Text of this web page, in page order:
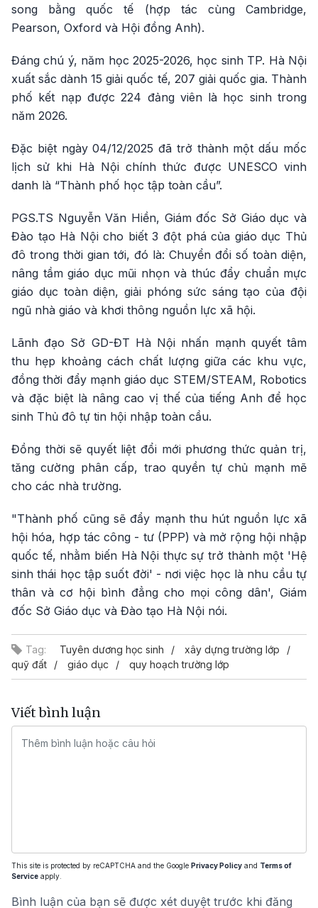
song bằng quốc tế (hợp tác cùng Cambridge,
Pearson, Oxford và Hội đồng Anh).
Đáng chú ý, năm học 2025-2026, học sinh TP. Hà Nội
xuất sắc dành 15 giải quốc tế, 207 giải quốc gia. Thành
phố kết nạp được 224 đảng viên là học sinh trong
năm 2026.
Đặc biệt ngày 04/12/2025 đã trở thành một dấu mốc
lịch sử khi Hà Nội chính thức được UNESCO vinh
danh là “Thành phố học tập toàn cầu”.
PGS.TS Nguyễn Văn Hiền, Giám đốc Sở Giáo dục và
Đào tạo Hà Nội cho biết 3 đột phá của giáo dục Thủ
đô trong thời gian tới, đó là: Chuyển đổi số toàn diện,
nâng tầm giáo dục mũi nhọn và thúc đẩy chuẩn mực
giáo dục toàn diện, giải phóng sức sáng tạo của đội
ngũ nhà giáo và khơi thông nguồn lực xã hội.
Lãnh đạo Sở GD-ĐT Hà Nội nhấn mạnh quyết tâm
thu hẹp khoảng cách chất lượng giữa các khu vực,
đồng thời đẩy mạnh giáo dục STEM/STEAM, Robotics
và đặc biệt là nâng cao vị thế của tiếng Anh để học
sinh Thủ đô tự tin hội nhập toàn cầu.
Đồng thời sẽ quyết liệt đổi mới phương thức quản trị,
tăng cường phân cấp, trao quyền tự chủ mạnh mẽ
cho các nhà trường.
"Thành phố cũng sẽ đẩy mạnh thu hút nguồn lực xã
hội hóa, hợp tác công - tư (PPP) và mở rộng hội nhập
quốc tế, nhằm biến Hà Nội thực sự trở thành một 'Hệ
sinh thái học tập suốt đời' - nơi việc học là nhu cầu tự
thân và cơ hội bình đẳng cho mọi công dân', Giám
đốc Sở Giáo dục và Đào tạo Hà Nội nói.
Tag: Tuyên dương học sinh
xây dựng trường lớp
quỹ đất
giáo dục quy hoạch trường lớp
Viết bình luận
This site is protected by reCAPTCHA and the Google Privacy Policy and Terms of
Service apply.
Bình luận của bạn sẽ được xét duyệt trước khi đăng